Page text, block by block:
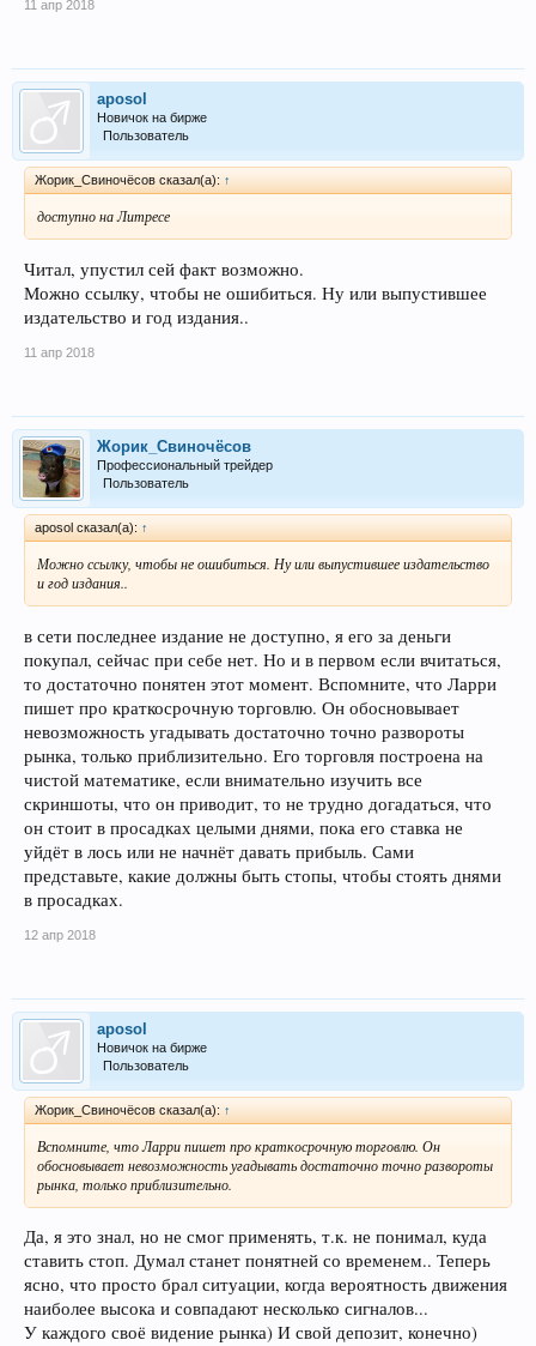
11 апр 2018
aposol
Новичок на бирже
Пользователь
Жорик_Свиночёсов сказал(а): ↑
доступно на Литресе
Читал, упустил сей факт возможно.
Можно ссылку, чтобы не ошибиться. Ну или выпустившее
издательство и год издания..
11 апр 2018
Жорик_Свиночёсов
Профессиональный трейдер
Пользователь
aposol сказал(а): ↑
Можно ссылку, чтобы не ошибиться. Ну или выпустившее издательство
и год издания..
в сети последнее издание не доступно, я его за деньги
покупал, сейчас при себе нет. Но и в первом если вчитаться,
то достаточно понятен этот момент. Вспомните, что Ларри
пишет про краткосрочную торговлю. Он обосновывает
невозможность угадывать достаточно точно развороты
рынка, только приблизительно. Его торговля построена на
чистой математике, если внимательно изучить все
скриншоты, что он приводит, то не трудно догадаться, что
он стоит в просадках целыми днями, пока его ставка не
уйдёт в лось или не начнёт давать прибыль. Сами
представьте, какие должны быть стопы, чтобы стоять днями
в просадках.
12 апр 2018
aposol
Новичок на бирже
Пользователь
Жорик_Свиночёсов сказал(а): ↑
Вспомните, что Ларри пишет про краткосрочную торговлю. Он
обосновывает невозможность угадывать достаточно точно развороты
рынка, только приблизительно.
Да, я это знал, но не смог применять, т.к. не понимал, куда
ставить стоп. Думал станет понятней со временем.. Теперь
ясно, что просто брал ситуации, когда вероятность движения
наиболее высока и совпадают несколько сигналов...
У каждого своё видение рынка) И свой депозит, конечно)